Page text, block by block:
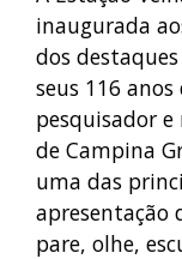
inaugurada
dos
seus 116
pesquisador
de Campina
uma das
apresentação
pare, olhe,